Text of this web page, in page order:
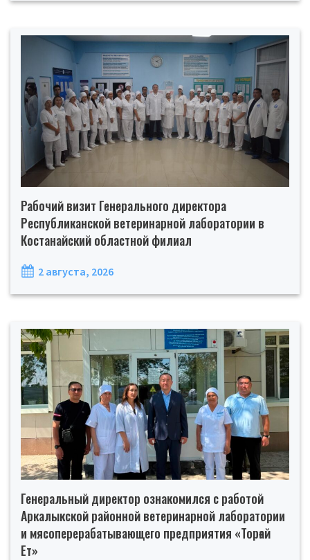
Рабочий визит Генерального директора
Республиканской ветеринарной лаборатории в
Костанайский областной филиал
2 августа, 2026
Генеральный директор ознакомился с работой
Аркалыкской районной ветеринарной лаборатории
и мясоперерабатывающего предприятия «Торғай
Ет»